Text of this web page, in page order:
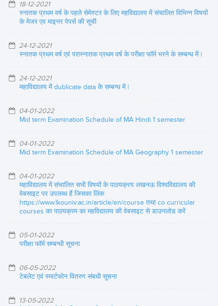
18-12-2021
स्नातक प्रथम वर्ष के पहले सेमेस्टर के लिए महविद्यालय में संचालित विभिन्न विषयों
के मेजर एव माइनर पेपर्स की सूची
24-12-2021
स्नातक प्रथम वर्ष एवं परास्नातक प्रथम वर्ष के परीक्षा फॉर्म भरने के सम्बन्ध में |
24-12-2021
महाविद्यालय में dublicate data के सम्बन्ध में |
04-01-2022
Mid term Examination Schedule of MA Hindi 1 semester
04-01-2022
Mid term Examination Schedule of MA Geography 1 semester
04-01-2022
महाविद्यालय में संचालित सभी विषयों के पाठयक्रय लखनऊ विश्वविद्यालय की
वेबसाइट पर उपलब्ध हैं जिसका लिंक
https://www.lkouniv.ac.in/article/en/course तथा co curricular
courses का पाठयक्रम का महविद्यालय की वेबसाइट से डाउनलोड करें
05-01-2022
परीक्षा फॉर्म सम्बन्धी सूचना
06-05-2022
टेबलेट एवं स्मार्टफोन वितरण संबधी सूचना
13-05-2022